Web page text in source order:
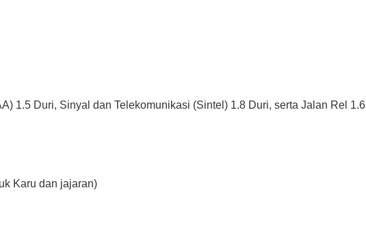
1.5 Duri, Sinyal dan Telekomunikasi (Sintel) 1.8 Duri, serta Jalan Rel 1.6
Karu dan jajaran)